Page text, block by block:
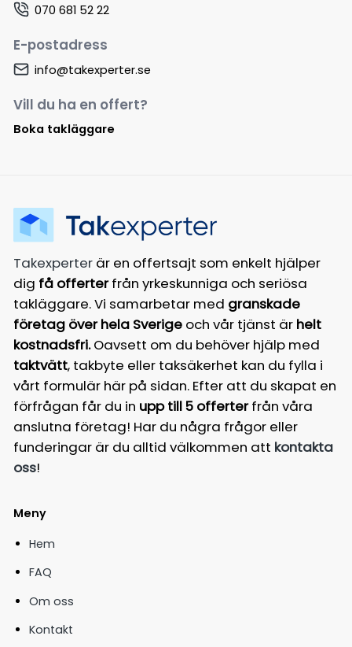
070 681 52 22
E-postadress
info@takexperter.se
Vill du ha en offert?
Boka takläggare
Takexperterär en offertsajt som enkelt hjälper
dig få offerterfrån yrkeskunniga och seriösa
takläggare. Vi samarbetar med granskade
företag över hela Sverigeoch vår tjänst är helt
kostnadsfri.Oavsett om du behöver hjälp med
taktvätt, takbyte eller taksäkerhet kan du fylla i
vårt formulär här på sidan. Efter att du skapat en
förfrågan får du in upp till 5 offerterfrån våra
anslutna företag! Har du några frågor eller
funderingar är du alltid välkommen att kontakta
oss!
Meny
Hem
FAQ
Om oss
Kontakt